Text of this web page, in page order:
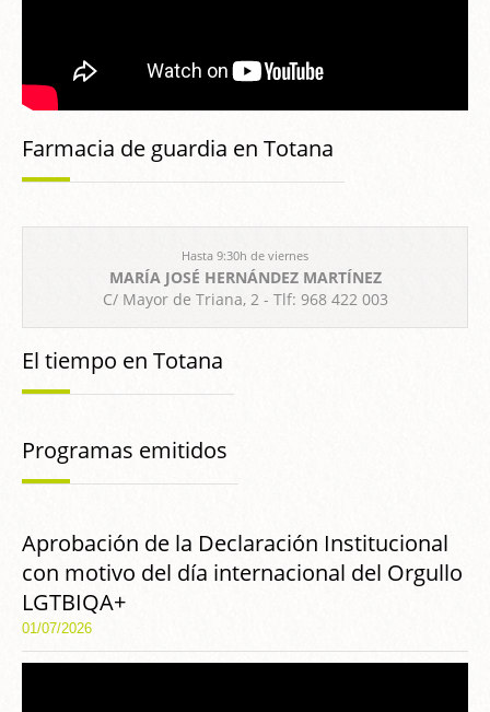
Programas emitidos
Aprobación de la Declaración Institucional
con motivo del día internacional del Orgullo
LGTBIQA+
01/07/2026
Farmacia de guardia en Totana
Hasta 9:30h de viernes
MARÍA JOSÉ HERNÁNDEZ MARTÍNEZ
C/ Mayor de Triana, 2 - Tlf: 968 422 003
El tiempo en Totana